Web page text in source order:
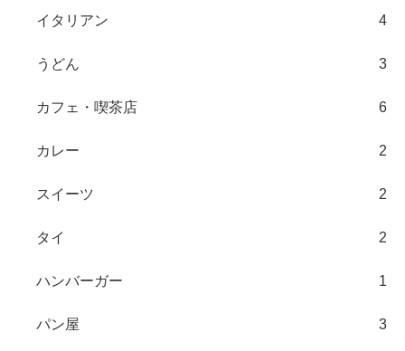
イタリアン 4
うどん 3
カフェ・喫茶店 6
カレー 2
スイーツ 2
タイ 2
ハンバーガー 1
パン屋 3